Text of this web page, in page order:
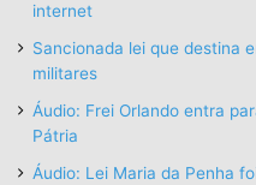
internet
Sancionada lei que destina
militares
Áudio: Frei Orlando entra
Pátria
Áudio: Lei Maria da Penha